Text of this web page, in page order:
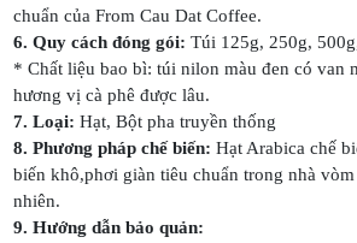
chuẩn của From Cau Dat Coffee.
6. Quy cách đóng gói: Túi 125g, 250g,
* Chất liệu bao bì: túi nilon màu đen có van
hương vị cà phê được lâu.
7. Loại: Hạt, Bột pha truyền thống
8. Phương pháp chế biến: Hạt Arabica chế
biến khô,phơi giàn tiêu chuẩn trong nhà
nhiên.
9. Hướng dẫn bảo quản: